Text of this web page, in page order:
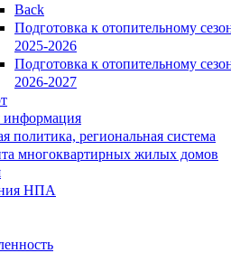
Back
Подготовка к отопительному
2025-2026
Подготовка к отопительному
2026-2027
информация
политика, региональная система
многоквартирных жилых домов
НПА